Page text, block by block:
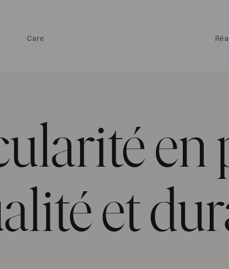
Care
en
et